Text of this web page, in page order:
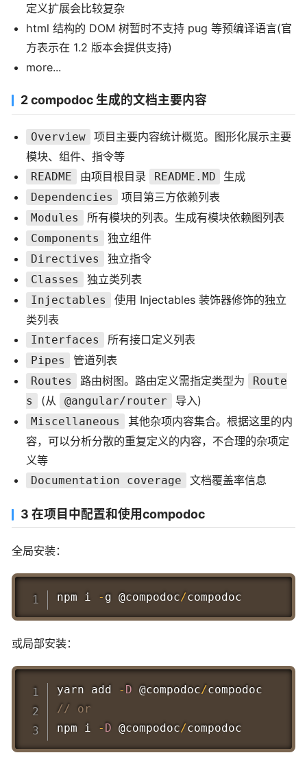
定义扩展会比较复杂
html 结构的 DOM 树暂时不支持 pug 等预编译语言(官
方表示在 1.2 版本会提供支持)
more...
2 compodoc 生成的文档主要内容
Overview
项目主要内容统计概览。图形化展示主要
模块、组件、指令等
README 由项目根目录 README.MD 生成
Dependencies 项目第三方依赖列表
Modules 所有模块的列表。生成有模块依赖图列表
Components 独立组件
Directives 独立指令
Classes 独立类列表
Injectables
使用 Injectables 装饰器修饰的独立
类列表
Interfaces 所有接口定义列表
Pipes 管道列表
Routes 路由树图。路由定义需指定类型为
Route
s
(从 @angular/router 导入)
Miscellaneous
其他杂项内容集合。根据这里的内
容，可以分析分散的重复定义的内容，不合理的杂项定
义等
Documentation coverage 文档覆盖率信息
3 在项目中配置和使用compodoc
全局安装：
npm i - g @compodoc/
或局部安装：
yarn add - D @compodoc/
// or
npm i - D @compodoc/